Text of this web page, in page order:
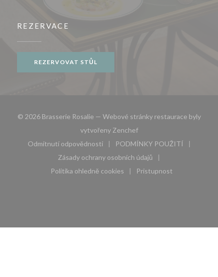
REZERVACE
REZERVOVAT STŮL
© 2026 Brasserie Rosalie — Webové stránky restaurace byly
vytvořeny Zenchef((otevře se v novém okně))
Odmítnutí odpovědnosti
((otevře se v novém okně))
PODMÍNKY POUŽITÍ
((otevře se v novém
Zásady ochrany osobních údajů
((otevře se v novém okně))
Politika ohledně cookies
((otevře se v novém okně))
Pristupnost
((otevře se v novém